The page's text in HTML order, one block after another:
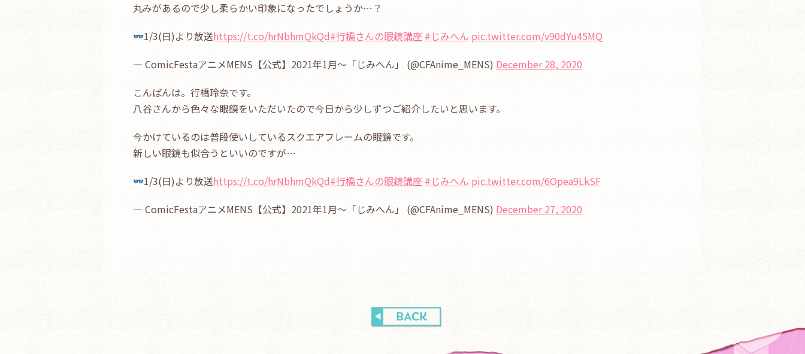
丸みがあるので少し柔らかい印象になったでしょうか…？
1/3(日)より放送https://t.co/hrNbhmQkQd#行橋さんの眼鏡講座 #じみへん pic.twitter.com/v90dYu45MQ
— ComicFestaアニメMENS【公式】2021年1月〜「じみへん」 (@CFAnime_MENS) December 28, 2020
こんばんは。行橋玲奈です。
八谷さんから色々な眼鏡をいただいたので今日から少しずつご紹介したいと思います。
今かけているのは普段使いしているスクエアフレームの眼鏡です。
新しい眼鏡も似合うといいのですが…
1/3(日)より放送https://t.co/hrNbhmQkQd#行橋さんの眼鏡講座 #じみへん pic.twitter.com/6Opea9LkSF
— ComicFestaアニメMENS【公式】2021年1月〜「じみへん」 (@CFAnime_MENS) December 27, 2020
BACK